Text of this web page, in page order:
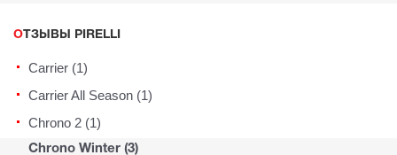
ОТЗЫВЫ PIRELLI
Carrier (1)
Carrier All Season (1)
Chrono 2 (1)
Chrono Winter (3)